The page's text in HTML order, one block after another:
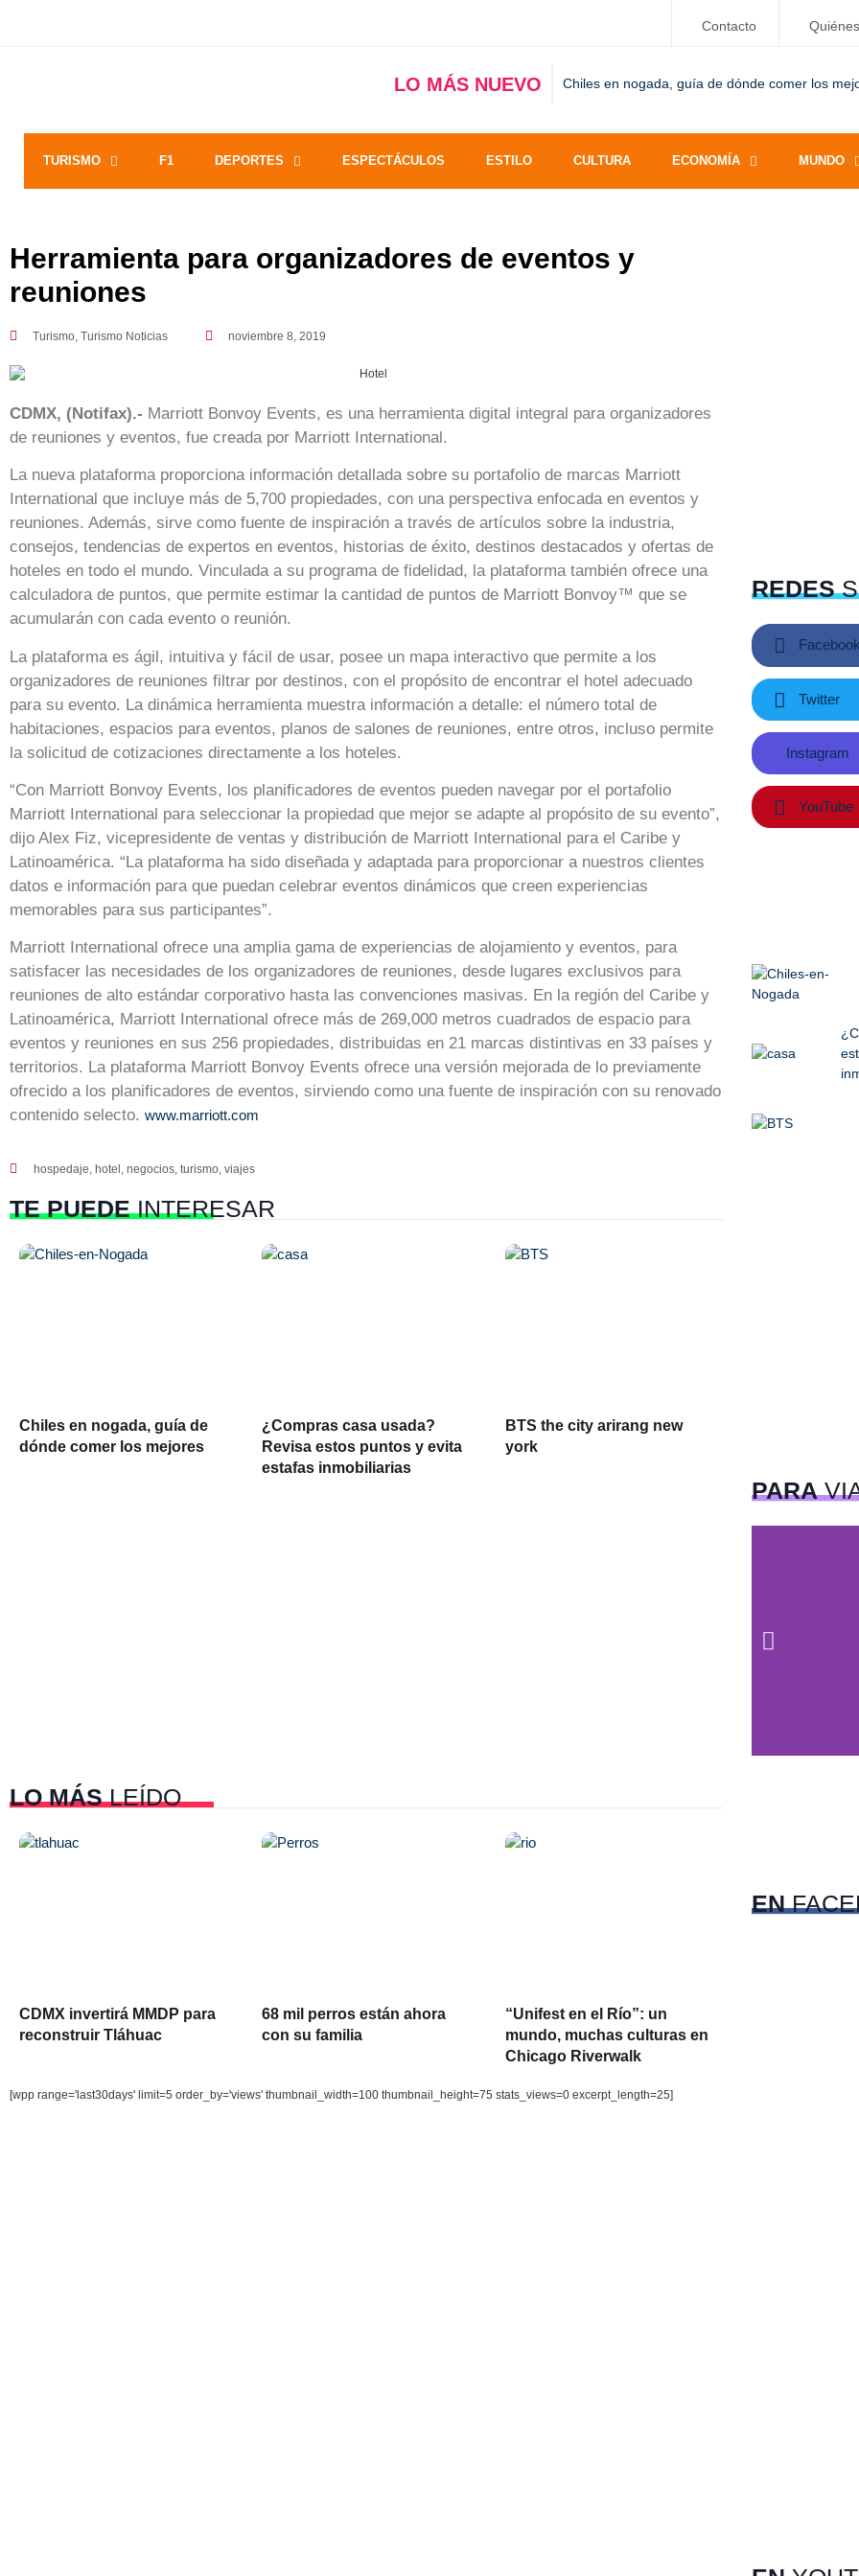
Contacto
LO MÁS NUEVO Chiles en nogada, guía de dónde comer los
TURISMO F1 DEPORTES ESPECTÁCULOS ESTILO CULTURA ECONOMÍA MUNDO
Herramienta para organizadores de eventos y
reuniones
Turismo, Turismo Noticias noviembre 8, 2019
CDMX, (Notifax).- Marriott Bonvoy Events, es una herramienta digital integral para organizadores
de reuniones y eventos, fue creada por Marriott International.
La nueva plataforma proporciona información detallada sobre su portafolio de marcas Marriott
International que incluye más de 5,700 propiedades, con una perspectiva enfocada en eventos y
reuniones. Además, sirve como fuente de inspiración a través de artículos sobre la industria,
consejos, tendencias de expertos en eventos, historias de éxito, destinos destacados y ofertas de
hoteles en todo el mundo. Vinculada a su programa de fidelidad, la plataforma también ofrece una
calculadora de puntos, que permite estimar la cantidad de puntos de Marriott Bonvoy™ que se
acumularán con cada evento o reunión.
La plataforma es ágil, intuitiva y fácil de usar, posee un mapa interactivo que permite a los
organizadores de reuniones filtrar por destinos, con el propósito de encontrar el hotel adecuado
para su evento. La dinámica herramienta muestra información a detalle: el número total de
habitaciones, espacios para eventos, planos de salones de reuniones, entre otros, incluso permite
la solicitud de cotizaciones directamente a los hoteles.
“Con Marriott Bonvoy Events, los planificadores de eventos pueden navegar por el portafolio
Marriott International para seleccionar la propiedad que mejor se adapte al propósito de su evento”,
dijo Alex Fiz, vicepresidente de ventas y distribución de Marriott International para el Caribe y
Latinoamérica. “La plataforma ha sido diseñada y adaptada para proporcionar a nuestros clientes
datos e información para que puedan celebrar eventos dinámicos que creen experiencias
memorables para sus participantes”.
Marriott International ofrece una amplia gama de experiencias de alojamiento y eventos, para
satisfacer las necesidades de los organizadores de reuniones, desde lugares exclusivos para
reuniones de alto estándar corporativo hasta las convenciones masivas. En la región del Caribe y
Latinoamérica, Marriott International ofrece más de 269,000 metros cuadrados de espacio para
eventos y reuniones en sus 256 propiedades, distribuidas en 21 marcas distintivas en 33 países y
territorios. La plataforma Marriott Bonvoy Events ofrece una versión mejorada de lo previamente
ofrecido a los planificadores de eventos, sirviendo como una fuente de inspiración con su renovado
contenido selecto. www.marriott.com
hospedaje hotel negocios turismo viajes
TE PUEDEINTERESAR
Chiles en nogada, guía de
dónde comer los mejores
¿Compras casa usada?
Revisa estos puntos y evita
estafas inmobiliarias
BTS the city arirang new
york
LO MÁSLEÍDO
CDMX invertirá MMDP para
reconstruir Tláhuac
68 mil perros están ahora
con su familia
“Unifest en el Río”: un
mundo, muchas culturas en
Chicago Riverwalk
[wpp range='last30days' limit=5 order_by='views' thumbnail_width=100 thumbnail_height=75 stats_views=0 excerpt_length=25]
REDES
Facebook
Twitter
Instagram
YouTube
PARA
EN